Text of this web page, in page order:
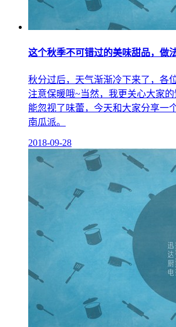
这个秋季不可错过的美味甜品，做
秋分过后，天气渐渐冷下来了，各
注意保暖哦~当然，我更关心大家
能忽视了味蕾，今天和大家分享
南瓜派。
2018-09-28